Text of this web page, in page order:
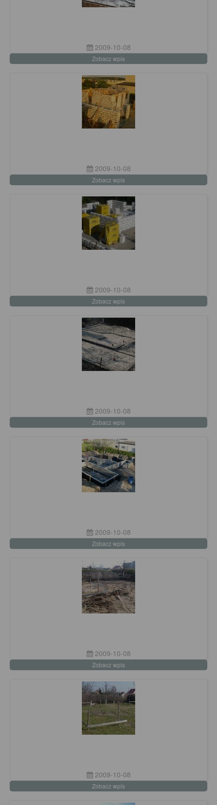
2009-10-08
Zobacz wpis
2009-10-08
Zobacz wpis
2009-10-08
Zobacz wpis
2009-10-08
Zobacz wpis
2009-10-08
Zobacz wpis
2009-10-08
Zobacz wpis
2009-10-08
Zobacz wpis